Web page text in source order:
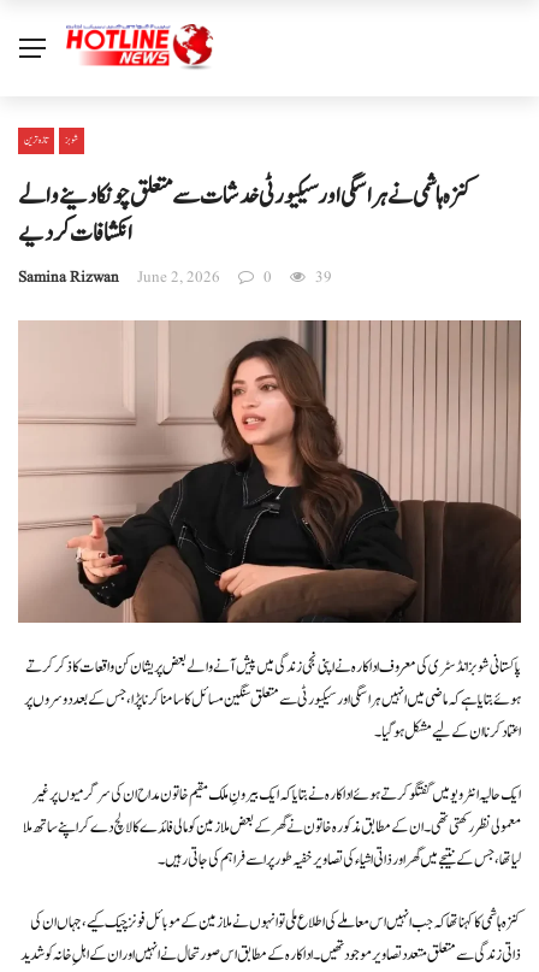
تازہ ترین شوبز
کنزہ ہاشمی نے ہراسگی اور سیکیورٹی خدشات سے متعلق چونکا دینے والے
انکشافات کر دیے
Samina Rizwan June 2, 2026 0 39
پاکستانی شوبز انڈسٹری کی معروف اداکارہ نے اپنی نجی زندگی میں پیش آنے والے بعض پریشان کن واقعات کا ذکر کرتے
ہوئے بتایا ہے کہ ماضی میں انہیں ہراسگی اور سیکیورٹی سے متعلق سنگین مسائل کا سامنا کرنا پڑا، جس کے بعد دوسروں پر
اعتماد کرنا ان کے لیے مشکل ہو گیا۔
ایک حالیہ انٹرویو میں گفتگو کرتے ہوئے اداکارہ نے بتایا کہ ایک بیرونِ ملک مقیم خاتون مداح ان کی سرگرمیوں پر غیر
معمولی نظر رکھتی تھی۔ ان کے مطابق مذکورہ خاتون نے گھر کے بعض ملازمین کو مالی فائدے کا لالچ دے کر اپنے ساتھ ملا
لیا تھا، جس کے نتیجے میں گھر اور ذاتی اشیاء کی تصاویر خفیہ طور پر اسے فراہم کی جاتی رہیں۔
کنزہ ہاشمی کا کہنا تھا کہ جب انہیں اس معاملے کی اطلاع ملی تو انہوں نے ملازمین کے موبائل فونز چیک کیے، جہاں ان کی
ذاتی زندگی سے متعلق متعدد تصاویر موجود تھیں۔ اداکارہ کے مطابق اس صورتحال نے انہیں اور ان کے اہلِ خانہ کو شدید